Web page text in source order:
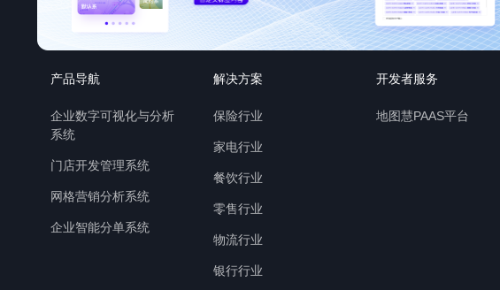
产品导航
企业数字可视化与分析
系统
门店开发管理系统
网格营销分析系统
企业智能分单系统
解决方案
保险行业
家电行业
餐饮行业
零售行业
物流行业
银行行业
开发者服务
地图慧PAAS平台